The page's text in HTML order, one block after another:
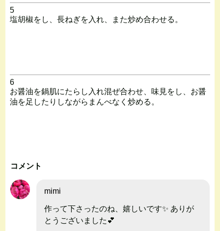
5
塩胡椒をし、長ねぎを入れ、また炒め合わせる。
6
お醤油を鍋肌にたらし入れ混ぜ合わせ、味見をし、お醤
油を足したりしながらまんべなく炒める。
コメント
mimi
作って下さったのね、嬉しいです✨ ありが
とうございました💕